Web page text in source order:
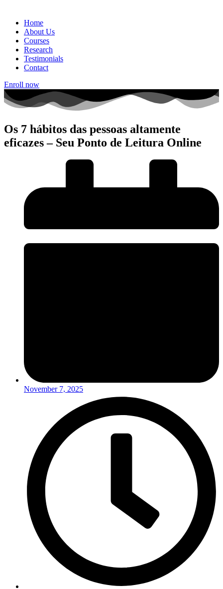
Home
About Us
Courses
Research
Testimonials
Contact
Enroll now
Os 7 hábitos das pessoas altamente
eficazes – Seu Ponto de Leitura Online
November 7, 2025